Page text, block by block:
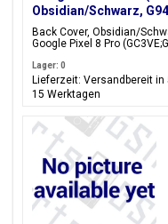
Obsidian/Schwarz,
Back Cover, Obsidian/
Google Pixel 8 Pro
Lager: 0
Lieferzeit: Versandbereit in
15 Werktagen